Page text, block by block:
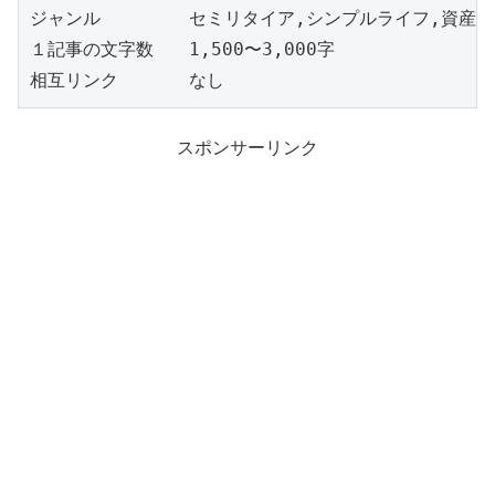
ジャンル　　　　　セミリタイア,シンプルライフ,資産
１記事の文字数　　1,500〜3,000字
相互リンク　　　　なし
スポンサーリンク